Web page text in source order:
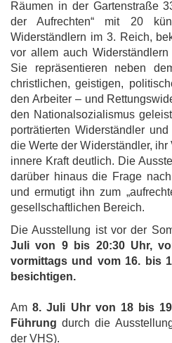
Räumen in der Gartenstraße
der Aufrechten“ mit 20
Widerständlern im 3. Reich,
vor allem auch
Sie repräsentieren neben
christlichen, geistigen,
den Arbeiter – und
den Nationalsozialismus
porträtierten Widerständler
die Werte der Widerständler,
innere Kraft deutlich. Die
darüber hinaus die Frage
und ermutigt ihn zum
gesellschaftlichen Bereich.
Die Ausstellung ist vor der
Juli von 9 bis 20:30 Uhr,
vormittags und vom 16. bis
besichtigen.
Am8. Juli Uhr von 18 bis
Führungdurch die
der VHS).